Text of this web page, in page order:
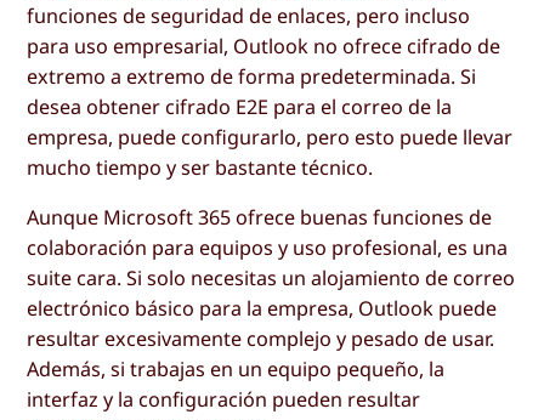
funciones de seguridad de enlaces, pero incluso
para uso empresarial, Outlook no ofrece cifrado de
extremo a extremo de forma predeterminada. Si
desea obtener cifrado E2E para el correo de la
empresa, puede configurarlo, pero esto puede llevar
mucho tiempo y ser bastante técnico.
Aunque Microsoft 365 ofrece buenas funciones de
colaboración para equipos y uso profesional, es una
suite cara. Si solo necesitas un alojamiento de correo
electrónico básico para la empresa, Outlook puede
resultar excesivamente complejo y pesado de usar.
Además, si trabajas en un equipo pequeño, la
interfaz y la configuración pueden resultar